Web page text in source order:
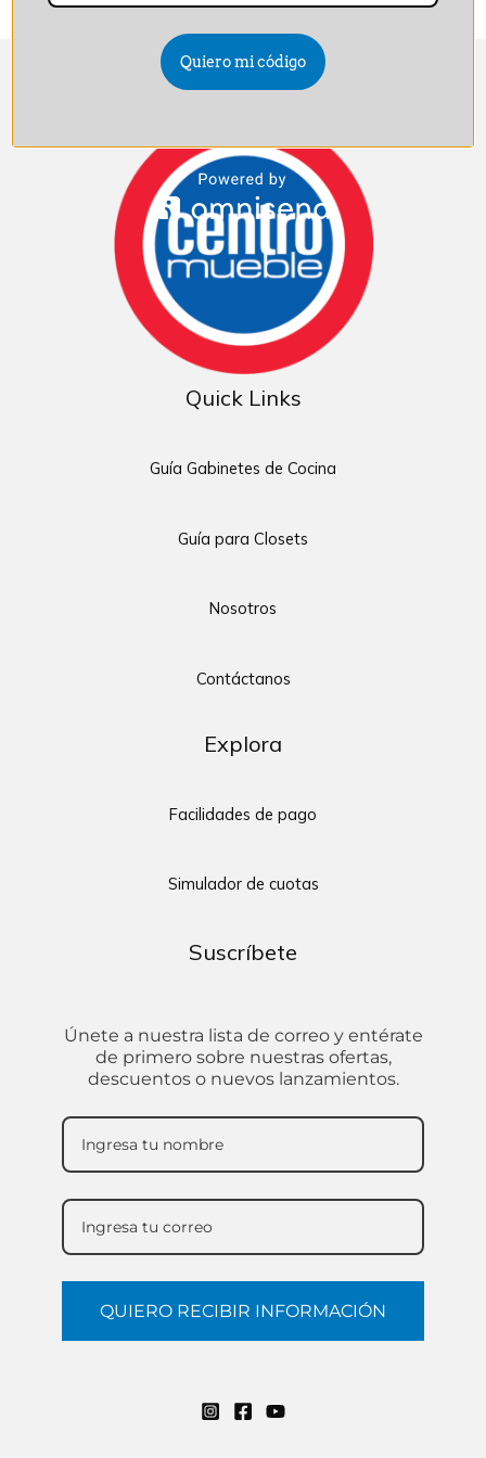
Quick Links
Guía Gabinetes de Cocina
Guía para Closets
Nosotros
Contáctanos
Explora
Facilidades de pago
Simulador de cuotas
Suscríbete
Únete a nuestra lista de correo y entérate
de primero sobre nuestras ofertas,
descuentos o nuevos lanzamientos.
QUIERO RECIBIR INFORMACIÓN
Quiero mi código